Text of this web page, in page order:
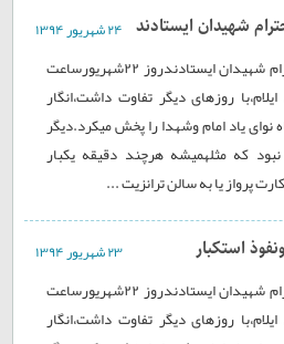
شهیدان ایستادند ۲۴ شهريور ۱۳۹۴
فرودگاه ایلام / همه به احترام شهیدان ایستادندروز ۲۲شهریورساعت
روزهای دیگر تفاوت داشت،انگار
نوای یاد امام وشهدا را پخش میکرد.دیگر
که مثلهمیشه هرچند دقیقه یکبار
پرواز یا به سالن ترانزیت ...
استکبار ۲۳ شهريور ۱۳۹۴
فرودگاه ایلام / همه به احترام شهیدان ایستادندروز ۲۲شهریورساعت
روزهای دیگر تفاوت داشت،انگار